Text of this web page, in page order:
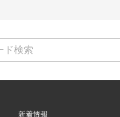
新着情報